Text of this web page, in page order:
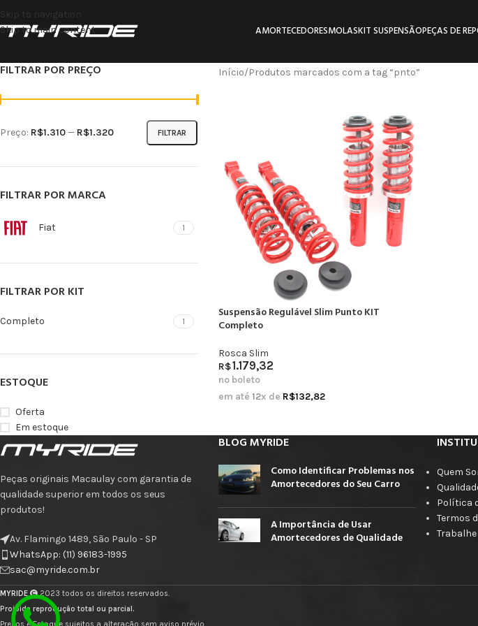
Skip to navigation
Skip to main content
AMORTECEDORESMOLASKIT SUSPENSÃOPEÇAS DE
FILTRAR POR PREÇO
FILTRAR
Preço: R$1.310— R$1.320
FILTRAR POR MARCA
Fiat 1
FILTRAR POR KIT
Completo 1
ESTOQUE
Oferta
Em estoque
Início Produtos marcados com a tag “pnto”
Suspensão Regulável Slim Punto KIT
Completo
Rosca Slim
R$1.179,32
no boleto
em até 12x de R$132,82
Peças originais Macaulay com garantia de
qualidade superior em todos os seus
produtos!
Av. Flamingo 1489, São Paulo - SP
WhatsApp: (11) 96183-1995
sac@myride.com.br
BLOG MYRIDE
Como Identificar Problemas nos
Amortecedores do Seu Carro
A Importância de Usar
Amortecedores de Qualidade
Quem
Política
Termos
MYRIDE
2023 todos os direitos reservados.
Proibida reprodução total ou parcial.